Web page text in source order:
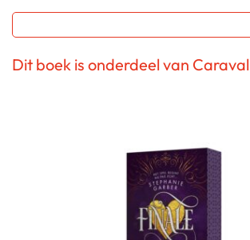
Dit boek is onderdeel van Caraval